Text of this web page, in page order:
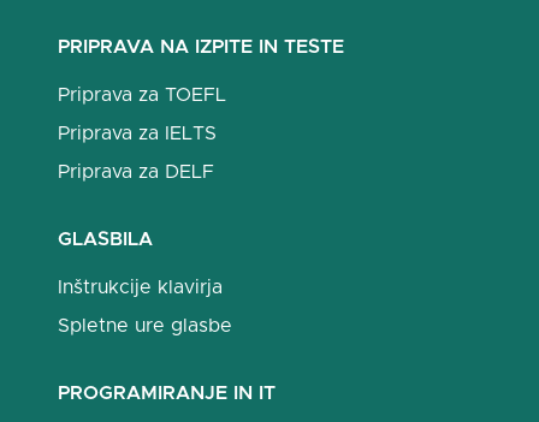
PRIPRAVA NA IZPITE IN TESTE
Priprava za TOEFL
Priprava za IELTS
Priprava za DELF
GLASBILA
Inštrukcije klavirja
Spletne ure glasbe
PROGRAMIRANJE IN IT